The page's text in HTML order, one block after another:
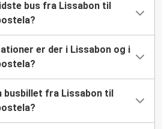
bus fra Lissabon til
er der i Lissabon og i
busbillet fra Lissabon til